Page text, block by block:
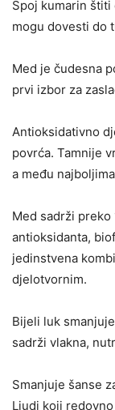
Spoj kumarin štiti
mogu dovesti do
Med je čudesna
prvi izbor za
Antioksidativno
povrća. Tamnije
a među
Med sadrži preko
antioksidanta,
jedinstvena
djelotvornim.
Bijeli luk
sadrži vlakna,
Smanjuje šanse
Ljudi koji